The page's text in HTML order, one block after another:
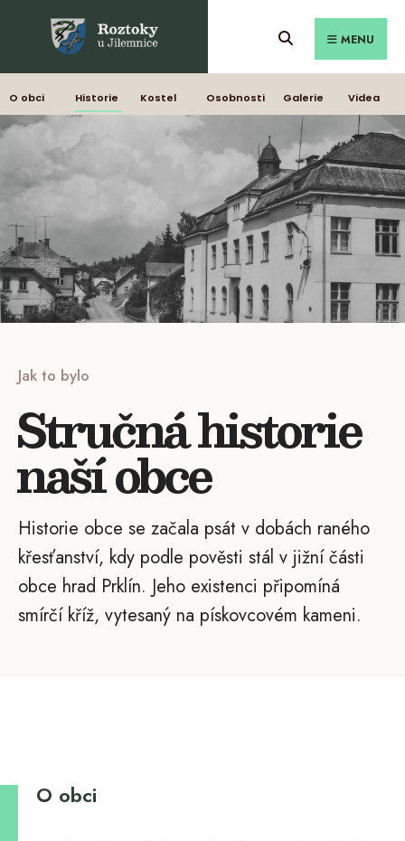
MENU
O obci Historie Kostel Osobnosti Galerie Videa
Jak to bylo
Stručná historie
naší obce
Historie obce se začala psát v dobách raného
křesťanství, kdy podle pověsti stál v jižní části
obce hrad Prklín. Jeho existenci připomíná
smírčí kříž, vytesaný na pískovcovém kameni.
O obci